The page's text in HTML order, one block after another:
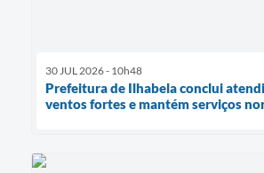
30 JUL 2026 - 10h48
Prefeitura de Ilhabela conclui
ventos fortes e mantém serviços